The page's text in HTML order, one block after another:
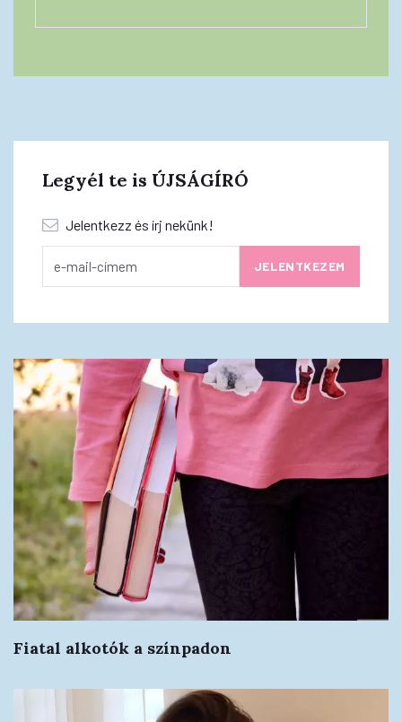
Legyél te is ÚJSÁGÍRÓ
Jelentkezz és írj nekünk!
Fiatal alkotók a színpadon